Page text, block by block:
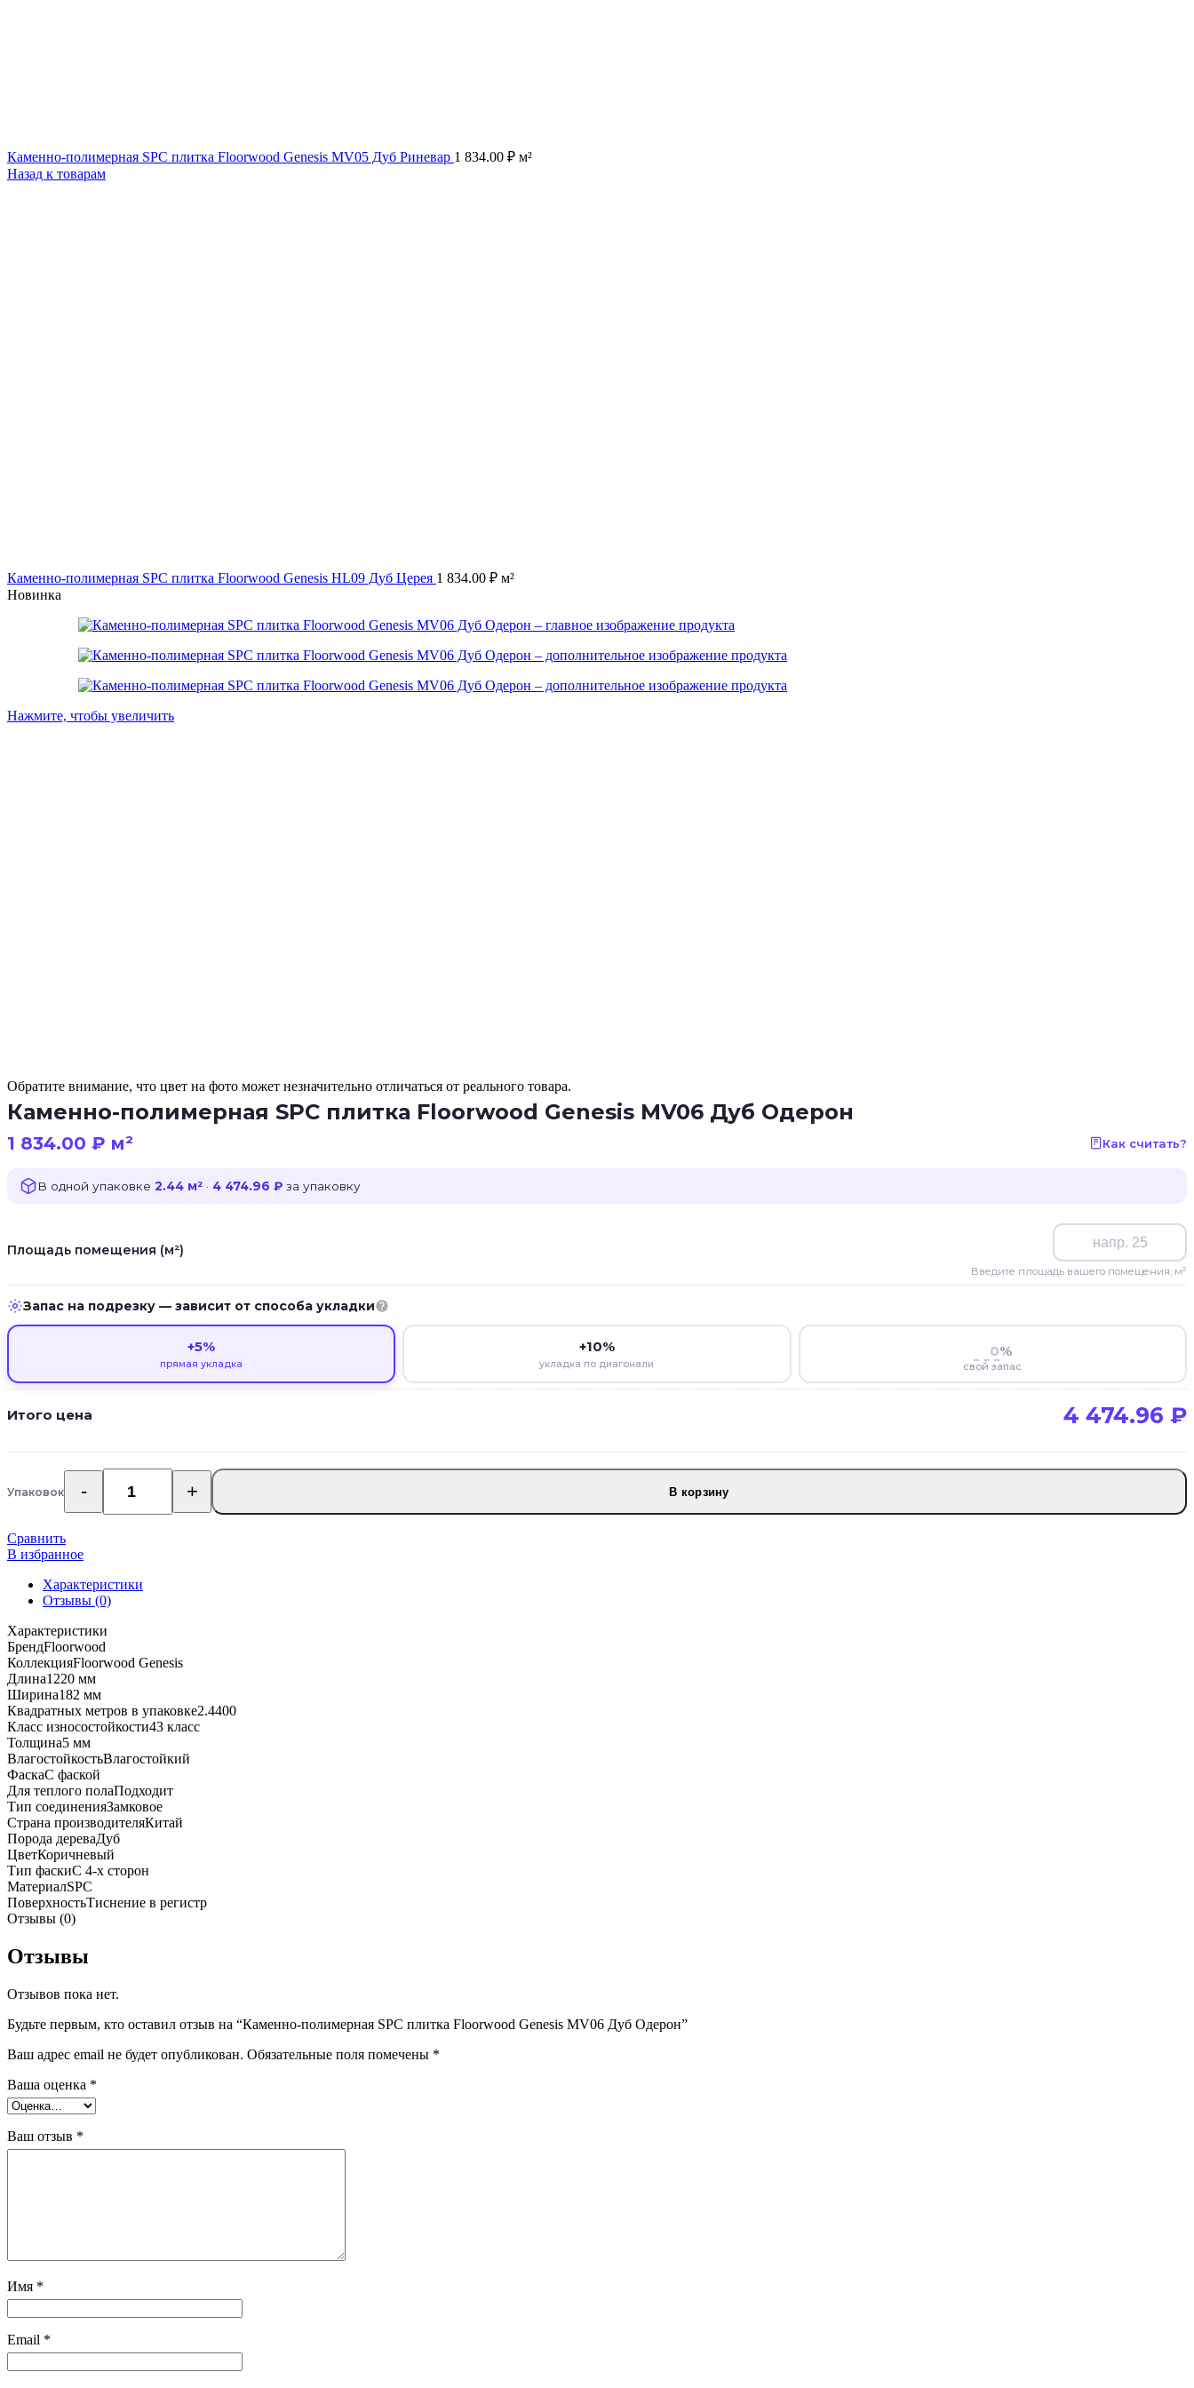
Каменно-полимерная SPC плитка Floorwood Genesis МV05 Дуб Риневар 1 834.00 ₽ м²
Назад к товарам
Каменно-полимерная SPC плитка Floorwood Genesis HL09 Дуб Церея 1 834.00 ₽ м²
Новинка
Нажмите, чтобы увеличить
Обратите внимание, что цвет на фото может незначительно отличаться от реального товара.
Каменно-полимерная SPC плитка Floorwood Genesis МV06 Дуб Одерон
1 834.00 ₽ м² Как считать?
В одной упаковке 2.44 м² · 4 474.96 ₽ за упаковку
Площадь помещения (м²)
Введите площадь вашего помещения, м²
Запас на подрезку — зависит от способа укладки
+5%
прямая укладка
+10%
укладка по диагонали
%
свой запас
Итого цена 4 474.96 ₽
УпаковокКоличество
товара
полимерная
SPC
плитка
Floorwood
МV06
Дуб
Одерон
В корзину
Сравнить
В избранное
Характеристики
Отзывы (0)
Характеристики
БрендFloorwood
КоллекцияFloorwood Genesis
Длина1220 мм
Ширина182 мм
Квадратных метров в упаковке2.4400
Класс износостойкости43 класс
Толщина5 мм
ВлагостойкостьВлагостойкий
ФаскаС фаской
Для теплого полаПодходит
Тип соединенияЗамковое
Страна производителяКитай
Порода дереваДуб
ЦветКоричневый
Тип фаскиС 4-х сторон
МатериалSPC
ПоверхностьТиснение в регистр
Отзывы (0)
Отзывы
Отзывов пока нет.
Будьте первым, кто оставил отзыв на “Каменно-полимерная SPC плитка Floorwood Genesis МV06 Дуб Одерон”
Ваш адрес email не будет опубликован. Обязательные поля помечены *
Ваша оценка *
Ваш отзыв *
Имя *
Email *